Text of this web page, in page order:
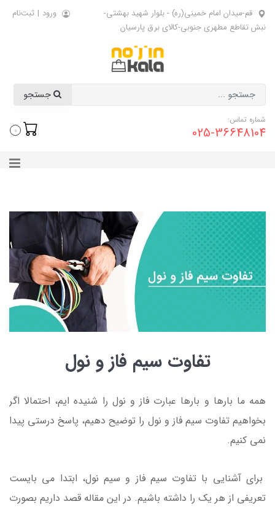
قم-میدان امام خمینی(ره) - بلوار شهید بهشتی-
نبش تقاطع مطهری جنوبی-کالای برق پارسیان
ورود | ثبت‌نام
شماره تماس:
025-36648104
0
تفاوت سیم فاز و نول
همه ما بارها و بارها عبارت فاز و نول را شنیده ایم، احتمالا اگر
بخواهیم تفاوت سیم فاز و نول را توضیح دهیم، پاسخ درستی پیدا
نمی کنیم.
برای آشنایی با تفاوت سیم فاز و سیم نول، ابتدا می بایست
تعریفی از هر یک را داشته باشیم. در این مقاله قصد داریم بصورت